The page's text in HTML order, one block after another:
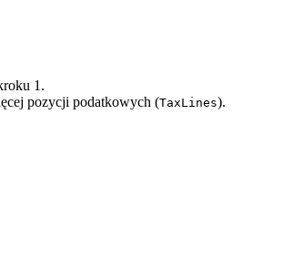
1.
pozycji podatkowych (TaxLines).